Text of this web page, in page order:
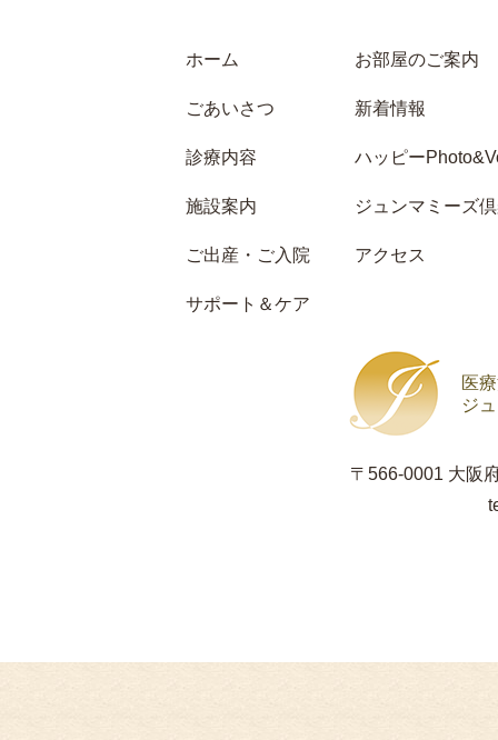
医
ジ
〒566-0001 大阪
ホーム
ごあいさつ
診療内容
施設案内
ご出産・ご入院
サポート＆ケア
お部屋のご案内
新着情報
ハッピー
ジュンマミーズ
アクセス